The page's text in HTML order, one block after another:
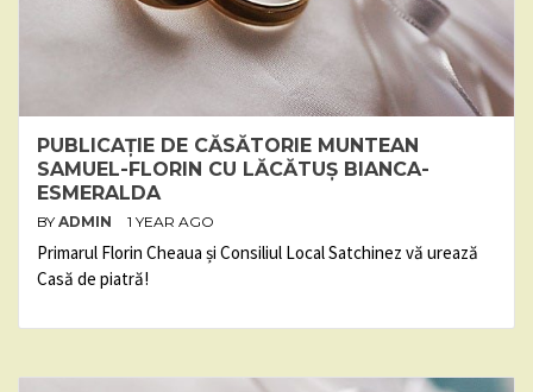
PUBLICAȚIE DE CĂSĂTORIE MUNTEAN
SAMUEL-FLORIN CU LĂCĂTUȘ BIANCA-
ESMERALDA
BY ADMIN 1 YEAR AGO
Primarul Florin Cheaua și Consiliul Local Satchinez vă urează
Casă de piatră!